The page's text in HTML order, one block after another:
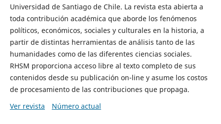
Universidad de Santiago de Chile. La revista esta abierta a
toda contribución académica que aborde los fenómenos
políticos, económicos, sociales y culturales en la historia, a
partir de distintas herramientas de análisis tanto de las
humanidades como de las diferentes ciencias sociales.
RHSM proporciona acceso libre al texto completo de sus
contenidos desde su publicación on-line y asume los costos
de procesamiento de las contribuciones que propaga.
Ver revista
Número actual